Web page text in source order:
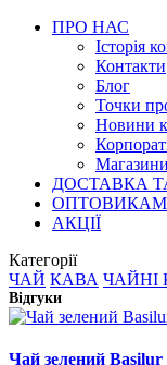
ПРО НАС
Історія
Контакти
Блог
Точки
Новини
Магазини
ДОСТАВКА
ОПТОВИКАМ
АКЦІЇ
Категорії
ЧАЙ КАВА ЧАЙНІ
Відгуки
Чай зелений